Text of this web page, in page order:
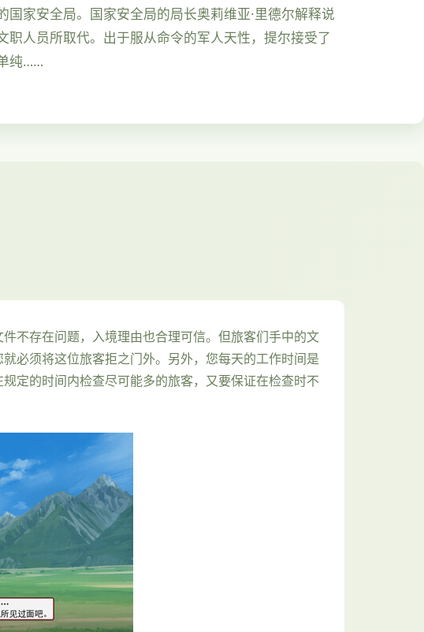
家安全局。国家安全局的局长奥莉维亚·里德尔解释说
人员所取代。出于服从命令的军人天性，提尔接受了
纯……
不存在问题，入境理由也合理可信。但旅客们手中的文
必须将这位旅客拒之门外。另外，您每天的工作时间是
定的时间内检查尽可能多的旅客，又要保证在检查时不